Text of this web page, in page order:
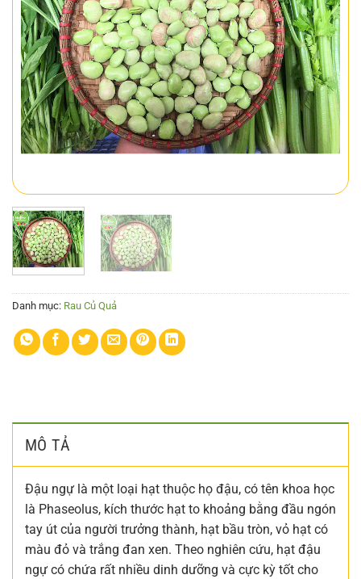
Danh mục: Rau Củ Quả
MÔ TẢ
Đậu ngự là một loại hạt thuộc họ đậu, có tên khoa học
là Phaseolus, kích thước hạt to khoảng bằng đầu ngón
tay út của người trưởng thành, hạt bầu tròn, vỏ hạt có
màu đỏ và trắng đan xen. Theo nghiên cứu, hạt đậu
ngự có chứa rất nhiều dinh dưỡng và cực kỳ tốt cho